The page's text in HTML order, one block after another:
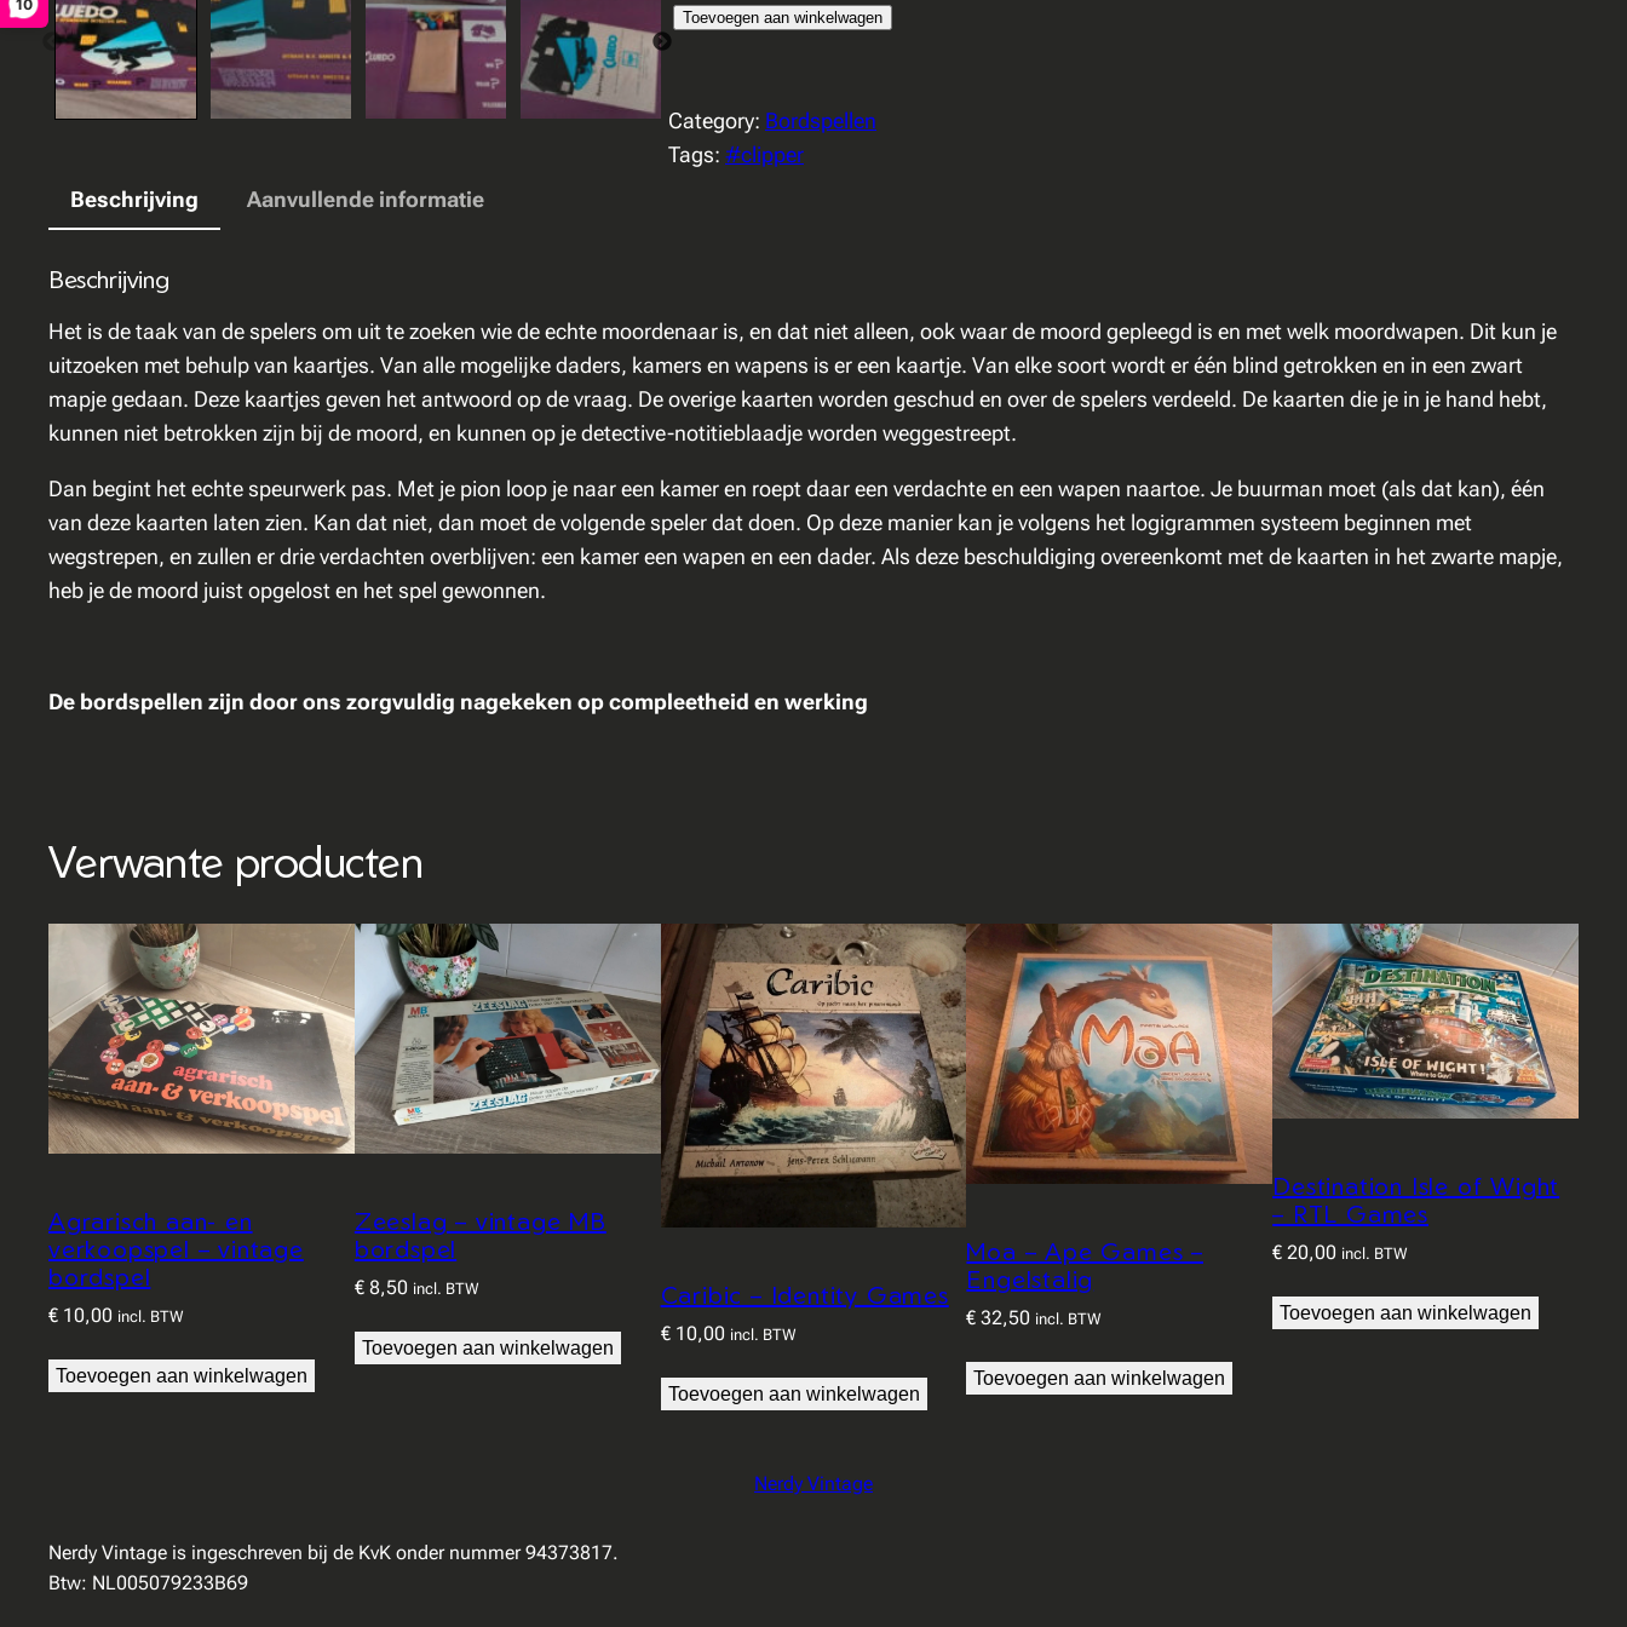
10
l
e
d
i
p
p
e
a
a
n
Toevoegen aan winkelwagen
Category: Bordspellen
Tags: #clipper
Beschrijving
Aanvullende informatie
Beschrijving
Het is de taak van de spelers om uit te zoeken wie de echte moordenaar is, en dat niet alleen, ook waar de moord gepleegd is en met welk moordwapen. Dit kun je
uitzoeken met behulp van kaartjes. Van alle mogelijke daders, kamers en wapens is er een kaartje. Van elke soort wordt er één blind getrokken en in een zwart
mapje gedaan. Deze kaartjes geven het antwoord op de vraag. De overige kaarten worden geschud en over de spelers verdeeld. De kaarten die je in je hand hebt,
kunnen niet betrokken zijn bij de moord, en kunnen op je detective-notitieblaadje worden weggestreept.
Dan begint het echte speurwerk pas. Met je pion loop je naar een kamer en roept daar een verdachte en een wapen naartoe. Je buurman moet (als dat kan), één
van deze kaarten laten zien. Kan dat niet, dan moet de volgende speler dat doen. Op deze manier kan je volgens het logigrammen systeem beginnen met
wegstrepen, en zullen er drie verdachten overblijven: een kamer een wapen en een dader. Als deze beschuldiging overeenkomt met de kaarten in het zwarte mapje,
heb je de moord juist opgelost en het spel gewonnen.
De bordspellen zijn door ons zorgvuldig nagekeken op compleetheid en werking
Verwante producten
Agrarisch aan- en
verkoopspel – vintage
bordspel
€ 10,00 incl. BTW
Toevoegen aan winkelwagen
Zeeslag – vintage MB
bordspel
€8,50 incl. BTW
Toevoegen aan winkelwagen
Caribic – Identity Games
€10,00 incl. BTW
Toevoegen aan winkelwagen
Moa – Ape Games –
Engelstalig
€ 32,50 incl. BTW
Toevoegen aan winkelwagen
Destination Isle of Wight
– RTL Games
€ 20,00 incl. BTW
Toevoegen aan winkelwagen
Nerdy Vintage
Nerdy Vintage is ingeschreven bij de KvK onder nummer 94373817.
Btw: NL005079233B69